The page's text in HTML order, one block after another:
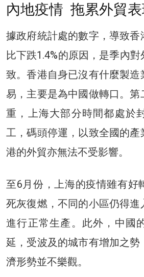
內地疫情 拖累外貿
據政府統計處的數字，導致香
比下跌1.4%的原因，是季內
致。香港自身已沒有什麼製造
易，主要是為中國做轉口。第
重，上海大部分時間都處於
工，碼頭停運，以致全國的產
港的外貿亦無法不受影響。
至6月份，上海的疫情雖有好
死灰復燃，不同的小區仍得
進行正常生產。此外，中國
延，受波及的城市有增加之
濟形勢並不樂觀。